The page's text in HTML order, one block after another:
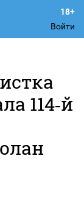
Войти
114‑й